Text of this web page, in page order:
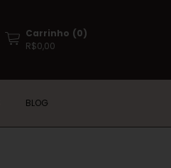
Carrinho (0)
R$0,00
BLOG